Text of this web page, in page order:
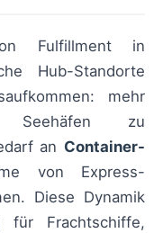
Fulfillment in
Hub-Standorte
mehr
zu
an Container-
von Express-
Diese Dynamik
für Frachtschiffe,